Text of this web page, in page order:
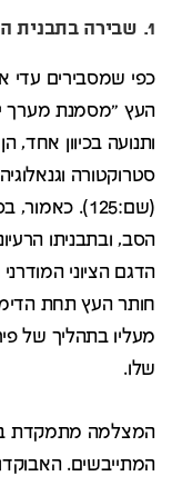
1. שבירה בתבנית הנרטיווית של העץ
העץ "מסמנת מערך
ותנועה בכיוון
סטרוקטורה
(שם:125).
הסב, ובתבניתו
הדגם הציוני
חותר העץ תחת
מעליו בתהליך של
שלו.
המצלמה מתמקדת
המתייבשים.